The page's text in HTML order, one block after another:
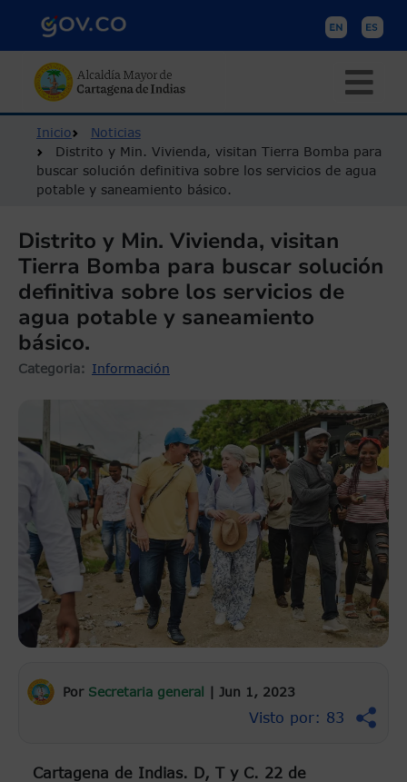
Ruta de navegación
Inicio
Noticias
Distrito y Min. Vivienda, visitan Tierra Bomba para
buscar solución definitiva sobre los servicios de agua
potable y saneamiento básico.
Distrito y Min. Vivienda, visitan
Tierra Bomba para buscar solución
definitiva sobre los servicios de
agua potable y saneamiento
básico.
Categoria Información
Por Secretaria general | Jun 1, 2023
Visto por: 83
Cartagena de Indias. D, T y C. 22 de